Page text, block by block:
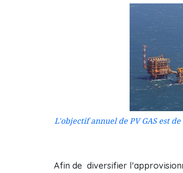
L'objectif annuel de PV GAS est
Afin de diversifier